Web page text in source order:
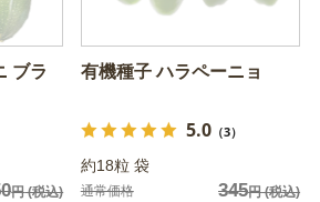
ブラ
円(税込)
有機種子 ハラペーニョ
5.0（3）
約18粒 袋
通常価格 345円(税込)